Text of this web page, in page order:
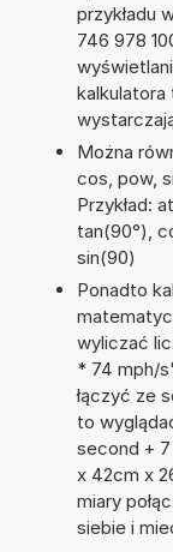
przykładu
746 978
kalkulatora
Można
cos, pow,
Przykład:
tan(90°),
sin(90)
Ponadto
wyliczać
* 74 mph/
łączyć ze
to
second +
x 42cm x
miary
siebie i